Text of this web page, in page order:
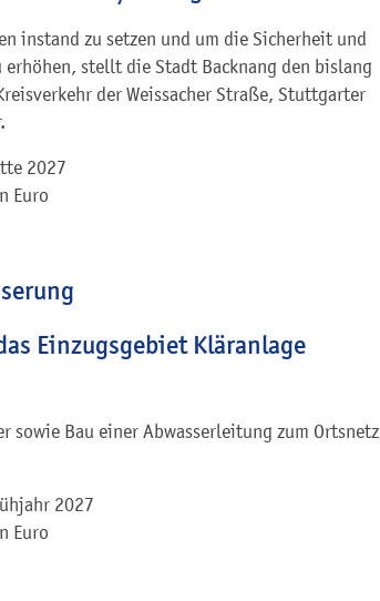
instand zu setzen und um die Sicherheit und
stellt die Stadt Backnang den bislang
der Weissacher Straße, Stuttgarter
2027
Euro
Einzugsgebiet Kläranlage
sowie Bau einer Abwasserleitung zum Ortsnetz
2027
Euro